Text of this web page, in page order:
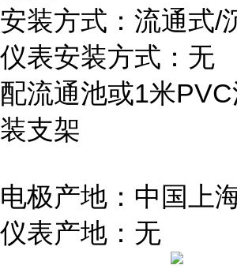
安装方式：流通式/
仪表安装方式：无
配流通池或1米
装支架
电极产地：中国上
仪表产地：无